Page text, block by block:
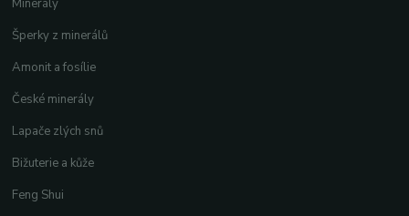
Minerály
Šperky z minerálů
Amonit a fosílie
České minerály
Lapače zlých snů
Bižuterie a kůže
Feng Shui